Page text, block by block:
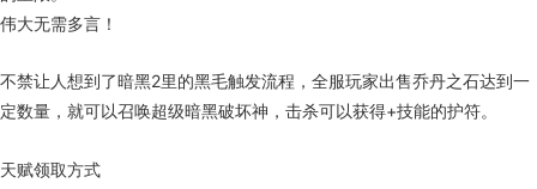
伟大无需多言！
不禁让人想到了暗黑2里的黑毛触发流程，全服玩家出售乔丹之石达到一
定数量，就可以召唤超级暗黑破坏神，击杀可以获得+技能的护符。
天赋领取方式